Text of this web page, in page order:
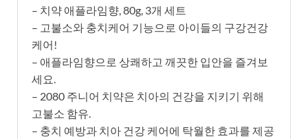
– 치약 애플라임향, 80g, 3개 세트
– 고불소와 충치케어 기능으로 아이들의 구강건강
케어!
– 애플라임향으로 상쾌하고 깨끗한 입안을 즐겨보
세요.
– 2080 주니어 치약은 치아의 건강을 지키기 위해
고불소 함유.
– 충치 예방과 치아 건강 케어에 탁월한 효과를 제공